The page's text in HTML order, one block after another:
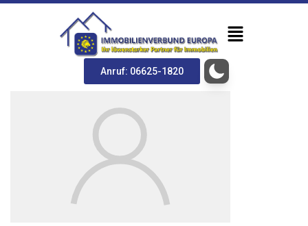
Anruf: 06625-1820